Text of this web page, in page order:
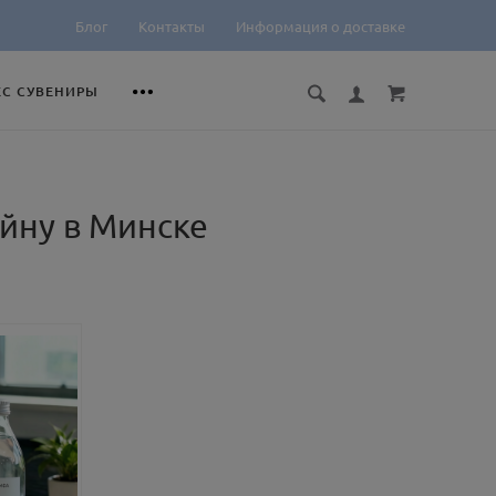
Блог Контакты Информация о доставке
СУВЕНИРЫ
в Минске